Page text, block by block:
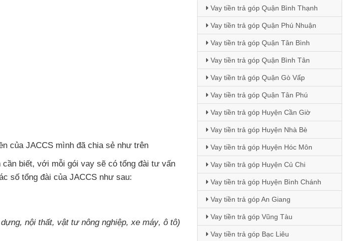
của JACCS mình đã chia sẻ như trên
cần biết, với mỗi gói vay sẽ có tổng đài tư vấn
số tổng đài của JACCS như sau:
, nội thất, vật tư nông nghiệp, xe máy, ô tô)
Vay tiền trả góp Quận Bình Thạnh
Vay tiền trả góp Quận Phú Nhuận
Vay tiền trả góp Quận Tân Bình
Vay tiền trả góp Quận Bình Tân
Vay tiền trả góp Quận Gò Vấp
Vay tiền trả góp Quận Tân Phú
Vay tiền trả góp Huyện Cần Giờ
Vay tiền trả góp Huyện Nhà Bè
Vay tiền trả góp Huyện Hóc Môn
Vay tiền trả góp Huyện Củ Chi
Vay tiền trả góp Huyện Bình Chánh
Vay tiền trả góp An Giang
Vay tiền trả góp Vũng Tàu
Vay tiền trả góp Bạc Liêu